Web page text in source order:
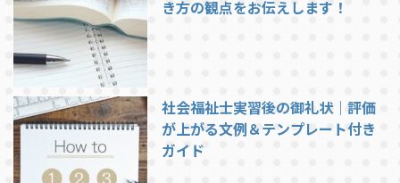
き方の観点をお伝えします！
社会福祉士実習後の御礼状｜評価
が上がる文例＆テンプレート付き
ガイド